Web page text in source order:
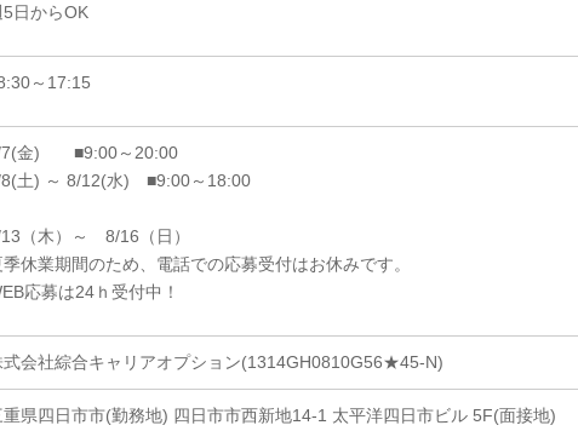
5日からOK
～17:15
7(金) ■9:00～20:00
土) ～ 8/12(水) ■9:00～18:00
（木）～ 8/16（日）
季休業期間のため、電話での応募受付はお休みです。
応募は24ｈ受付中！
式会社綜合キャリアオプション(1314GH0810G56★45-N)
重県四日市市(勤務地) 四日市市西新地14-1 太平洋四日市ビル 5F(面接地)